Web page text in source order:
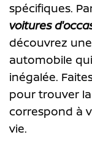
spécifiques.
voitures
découvrez
automobile
inégalée.
pour trouver
correspond à
vie.